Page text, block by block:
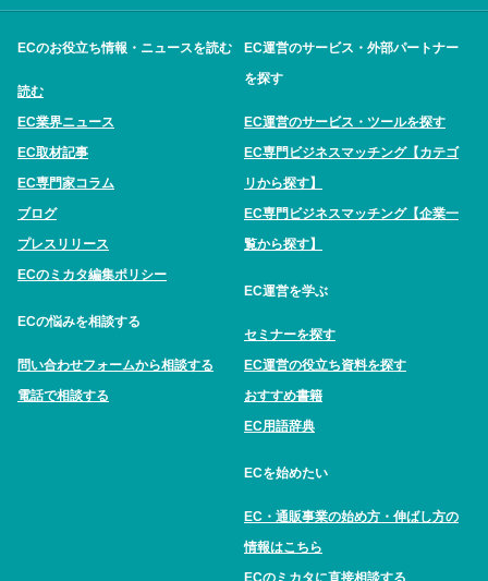
ECのお役立ち情報・ニュースを読む
読む
EC業界ニュース
EC取材記事
EC専門家コラム
ブログ
プレスリリース
ECのミカタ編集ポリシー
ECの悩みを相談する
問い合わせフォームから相談する
電話で相談する
EC運営のサービス・外部パートナー
を探す
EC運営のサービス・ツールを探す
EC専門ビジネスマッチング【カテゴ
リから探す】
EC専門ビジネスマッチング【企業一
覧から探す】
EC運営を学ぶ
セミナーを探す
EC運営の役立ち資料を探す
おすすめ書籍
EC用語辞典
ECを始めたい
EC・通販事業の始め方・伸ばし方の
情報はこちら
ECのミカタに直接相談する